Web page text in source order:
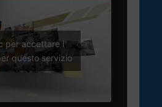
per accettare i
questo servizio